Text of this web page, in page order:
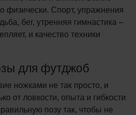
физически. Спорт, упражнения
бег, утренняя гимнастика –
и качество техники
для футджоб
ножками не так просто, и
от ловкости, опыта и гибкости
позу так, чтобы не